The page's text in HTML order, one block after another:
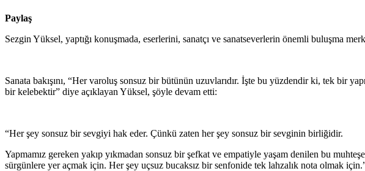
Paylaş
Sezgin Yüksel, yaptığı konuşmada, eserlerini, sanatçı ve sanatseverlerin önemli buluşma
Sanata bakışını, “Her varoluş sonsuz bir bütünün uzuvlarıdır. İşte bu yüzdendir ki, tek bir
bir kelebektir” diye açıklayan Yüksel, şöyle devam etti:
“Her şey sonsuz bir sevgiyi hak eder. Çünkü zaten her şey sonsuz bir sevginin birliğidir.
Yapmamız gereken yakıp yıkmadan sonsuz bir şefkat ve empatiyle yaşam denilen bu
sürgünlere yer açmak için. Her şey uçsuz bucaksız bir senfonide tek lahzalık nota olmak